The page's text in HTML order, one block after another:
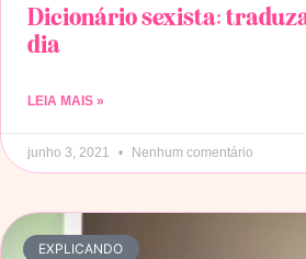
Dicionário sexista:
dia
LEIA MAIS »
junho 3, 2021 Nenhum comentário
EXPLICANDO